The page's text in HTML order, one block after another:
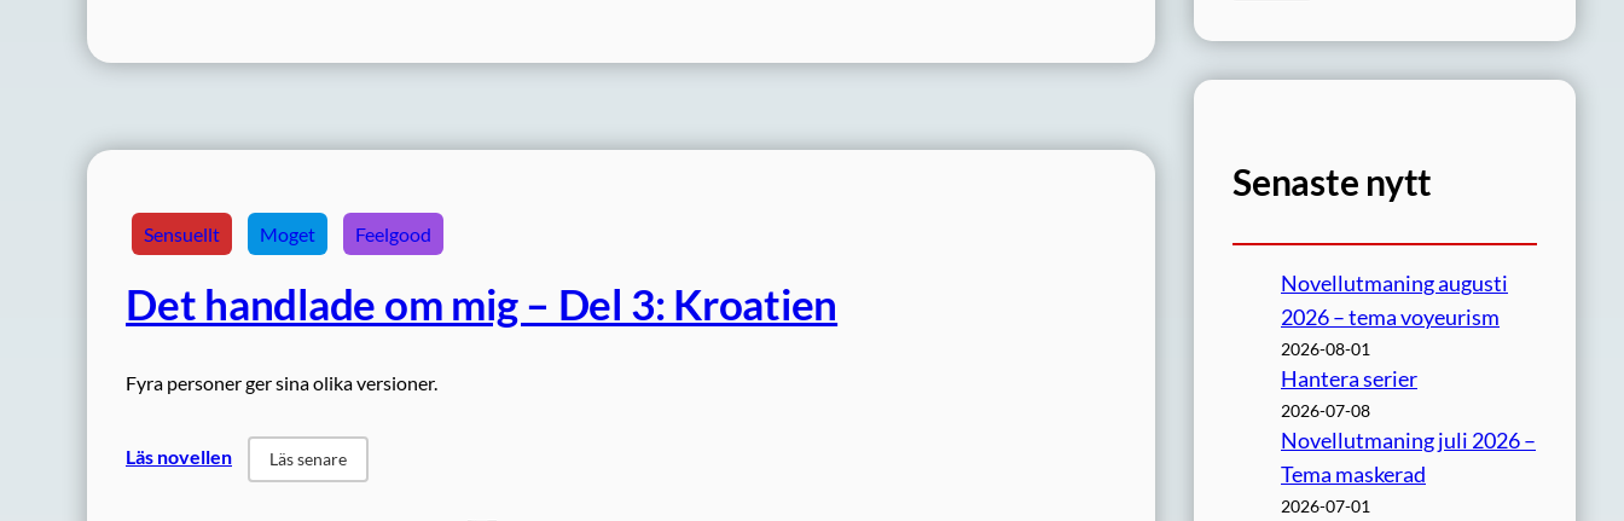
Sensuellt Moget Feelgood
Det handlade om mig – Del 3: Kroatien
Fyra personer ger sina olika versioner.
Läs novellen Läs senare
Senaste nytt
Novellutmaning augusti
2026 – tema voyeurism
2026-08-01
Hantera serier
2026-07-08
Novellutmaning juli 2026 –
Tema maskerad
2026-07-01